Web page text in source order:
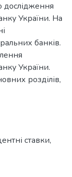
дослідження
України. На
банків.
України.
розділів,
ставки,